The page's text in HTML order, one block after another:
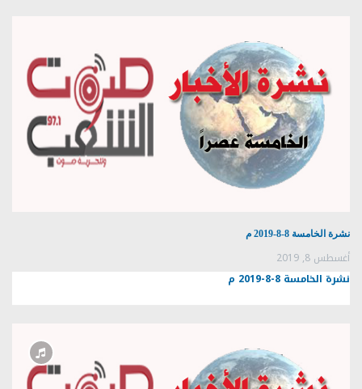
نشرة الخامسة 8-8-2019 م
أغسطس 8, 2019
نشرة الخامسة 8-8-2019 م